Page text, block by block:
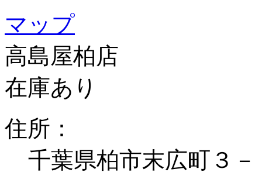
マップ
高島屋柏店
在庫あり
住所：
千葉県柏市末広町３